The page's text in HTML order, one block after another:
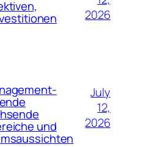
2026
und
July
12,
2026